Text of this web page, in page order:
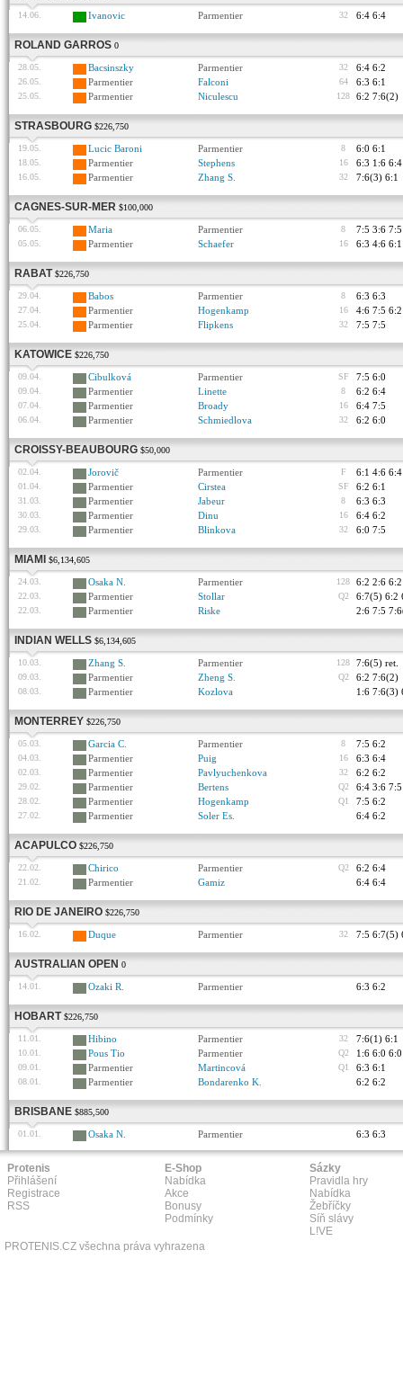
14.06. Ivanovic Parmentier 32 6:4 6:4
ROLAND GARROS 0
28.05. Bacsinszky Parmentier 32 6:4 6:2
26.05. Parmentier Falconi 64 6:3 6:1
25.05. Parmentier Niculescu 128 6:2 7:6(2)
STRASBOURG $226,750
19.05. Lucic Baroni Parmentier 8 6:0 6:1
18.05. Parmentier Stephens 16 6:3 1:6 6:4
16.05. Parmentier Zhang S. 32 7:6(3) 6:1
CAGNES-SUR-MER $100,000
06.05. Maria Parmentier 8 7:5 3:6 7:5
05.05. Parmentier Schaefer 16 6:3 4:6 6:1
RABAT $226,750
29.04. Babos Parmentier 8 6:3 6:3
27.04. Parmentier Hogenkamp 16 4:6 7:5 6:2
25.04. Parmentier Flipkens 32 7:5 7:5
KATOWICE $226,750
09.04. Cibulková Parmentier SF 7:5 6:0
09.04. Parmentier Linette 8 6:2 6:4
07.04. Parmentier Broady 16 6:4 7:5
06.04. Parmentier Schmiedlova 32 6:2 6:0
CROISSY-BEAUBOURG $50,000
02.04. Jorovič Parmentier F 6:1 4:6 6:4
01.04. Parmentier Cirstea SF 6:2 6:1
31.03. Parmentier Jabeur 8 6:3 6:3
30.03. Parmentier Dinu 16 6:4 6:2
29.03. Parmentier Blinkova 32 6:0 7:5
MIAMI $6,134,605
24.03. Osaka N. Parmentier 128 6:2 2:6 6:2
22.03. Parmentier Stollar Q2 6:7(5) 6:2
22.03. Parmentier Riske 2:6 7:5
INDIAN WELLS $6,134,605
10.03. Zhang S. Parmentier 128 7:6(5) ret.
09.03. Parmentier Zheng S. Q2 6:2 7:6(2)
08.03. Parmentier Kozlova 1:6 7:6(3)
MONTERREY $226,750
05.03. Garcia C. Parmentier 8 7:5 6:2
04.03. Parmentier Puig 16 6:3 6:4
02.03. Parmentier Pavlyuchenkova 32 6:2 6:2
29.02. Parmentier Bertens Q2 6:4 3:6 7:5
28.02. Parmentier Hogenkamp Q1 7:5 6:2
27.02. Parmentier Soler Es. 6:4 6:2
ACAPULCO $226,750
22.02. Chirico Parmentier Q2 6:2 6:4
21.02. Parmentier Gamiz 6:4 6:4
RIO DE JANEIRO $226,750
16.02. Duque Parmentier 32 7:5 6:7(5)
AUSTRALIAN OPEN 0
14.01. Ozaki R. Parmentier 6:3 6:2
HOBART $226,750
11.01. Hibino Parmentier 32 7:6(1) 6:1
10.01. Pous Tio Parmentier Q2 1:6 6:0 6:0
09.01. Parmentier Martincová Q1 6:3 6:1
08.01. Parmentier Bondarenko K. 6:2 6:2
BRISBANE $885,500
01.01. Osaka N. Parmentier 6:3 6:3
Protenis
Přihlášení
Registrace
RSS
E-Shop
Nabídka
Akce
Bonusy
Podmínky
Sázky
Pravidla hry
Nabídka
Žebříčky
Síň slávy
L!VE
PROTENIS.CZ všechna práva vyhrazena